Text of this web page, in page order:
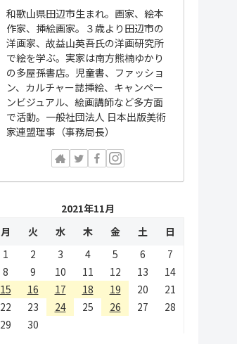
和歌山県田辺市生まれ。画家、絵本
作家、挿絵画家。３歳より田辺市の
洋画家、故益山英吾氏の洋画研究所
で絵を学ぶ。実家は南方熊楠ゆかり
の多屋孫書店。児童書、ファッショ
ン、カルチャー誌挿絵、キャンペー
ンビジュアル、絵画講師など多方面
で活動。一般社団法人 日本出版美術
家連盟理事（事務局長）
2021年11月
月
火 水 木 金 土
日
1
2 3 4 5 6
7
8
9 10 11 12 13
14
15
16 17 18 19 20
21
22
23 24 25 26 27
28
29
30